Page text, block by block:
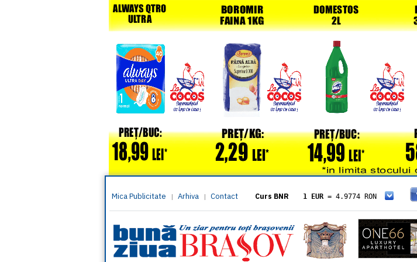
Mica Publicitate | Arhiva | Contact Curs BNR 1 EUR = 4.9774 RON
= 5.8304 RON
1 XAU= 464.4611 RON
1 AED= 1.1933 RON
1 AUD= 2.7957 RON
1 BGN= 2.5449 RON